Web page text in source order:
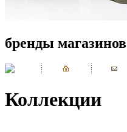
бренды магазинов
Коллекции